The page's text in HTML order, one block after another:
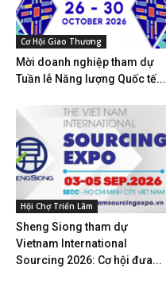
Cơ Hội Giao Thương
Mời doanh nghiệp tham dự
Tuần lễ Năng lượng Quốc tế...
Hội Chợ Triển Lãm
Sheng Siong tham dự
Vietnam International
Sourcing 2026: Cơ hội đưa...